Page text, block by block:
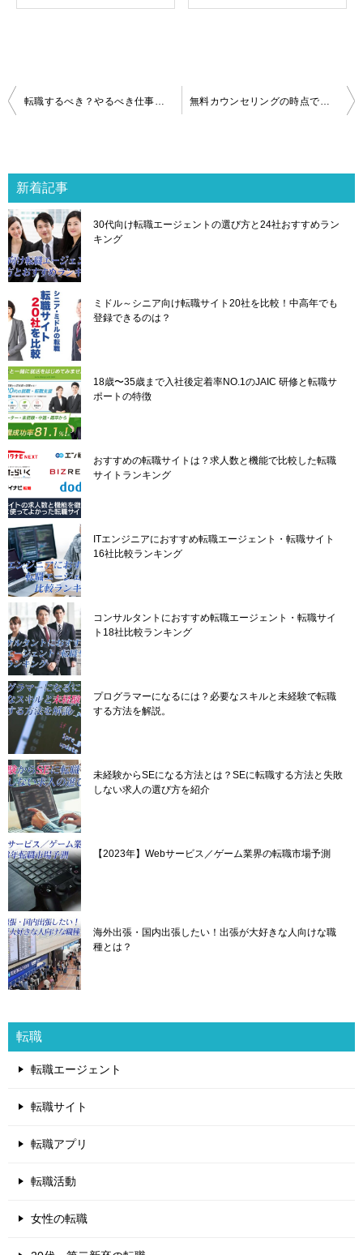
投
稿
ゲ
ー
シ
ョ
ン
転職するべき？やるべき仕事ばかりでやりたい仕事をやらせてもらえないという仕事の悩み相談 無料カウンセリングの時点で評判が良い！？気になるポジウィルキャリアの評判、料金について
新着記事
30代向け転職エージェントの選び方と24社おすすめラン
キング
ミドル～シニア向け転職サイト20社を比較！中高年でも
登録できるのは？
18歳〜35歳まで入社後定着率NO.1のJAIC 研修と転職サ
ポートの特徴
おすすめの転職サイトは？求人数と機能で比較した転職
サイトランキング
ITエンジニアにおすすめ転職エージェント・転職サイト
16社比較ランキング
コンサルタントにおすすめ転職エージェント・転職サイ
ト18社比較ランキング
プログラマーになるには？必要なスキルと未経験で転職
する方法を解説。
未経験からSEになる方法とは？SEに転職する方法と失敗
しない求人の選び方を紹介
【2023年】Webサービス／ゲーム業界の転職市場予測
海外出張・国内出張したい！出張が大好きな人向けな職
種とは？
転職
転職エージェント
転職サイト
転職アプリ
転職活動
女性の転職